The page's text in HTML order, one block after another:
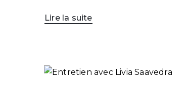
Lire la suite